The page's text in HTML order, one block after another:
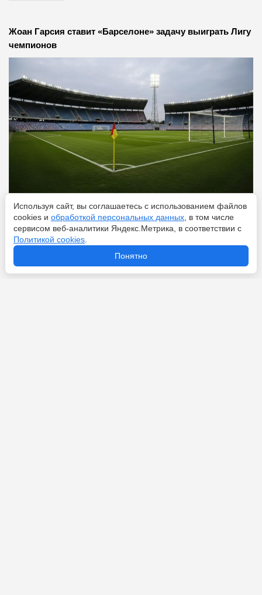
Жоан Гарсия ставит «Барселоне» задачу выиграть Лигу
чемпионов
Перейти 8 августа 2026
Принимают ЧМ-2026, но не смотрят его: почему футбол
не популярен в США
Используя сайт, вы соглашаетесь с использованием файлов
cookies и обработкой персональных данных , в том числе
сервисом веб-аналитики Яндекс.Метрика, в соответствии с
Политикой cookies
Понятно